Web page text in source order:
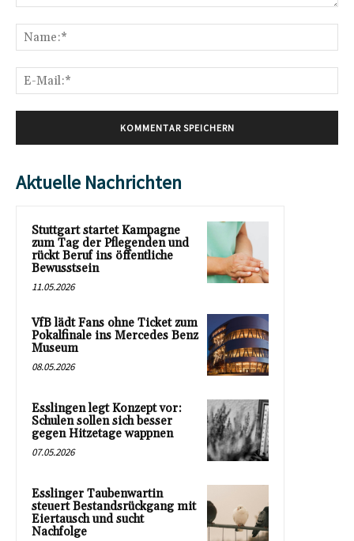
Aktuelle Nachrichten
Stuttgart startet Kampagne
zum Tag der Pflegenden und
rückt Beruf ins öffentliche
Bewusstsein
11.05.2026
VfB lädt Fans ohne Ticket zum
Pokalfinale ins Mercedes Benz
Museum
08.05.2026
Esslingen legt Konzept vor:
Schulen sollen sich besser
gegen Hitzetage wappnen
07.05.2026
Esslinger Taubenwartin
steuert Bestandsrückgang mit
Eiertausch und sucht
Nachfolge